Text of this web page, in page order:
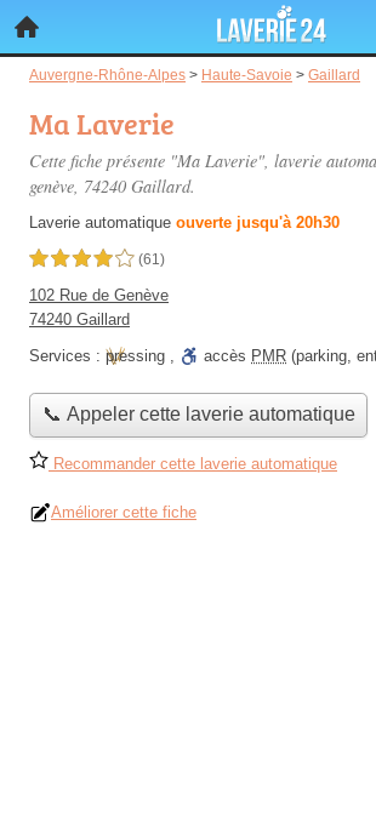
Auvergne-Rhône-Alpes > Haute-Savoie > Gaillard
Ma Laverie
Cette fiche présente "Ma Laverie", laverie
genève, 74240 Gaillard.
Laverie automatique ouverte jusqu'à 20h30
4,0 étoiles sur 5 (61)
102 Rue de Genève
74240 Gaillard
Services : pressing , accès PMR (parking,
📞 Appeler cette laverie automatique
Recommander cette laverie automatique
Améliorer cette fiche